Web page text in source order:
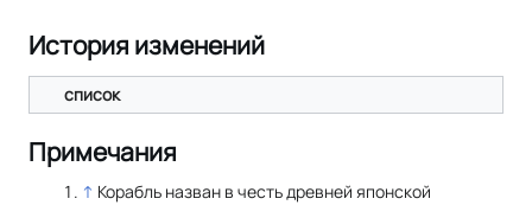
История изменений
список
Примечания
↑ Корабль назван в честь древней японской